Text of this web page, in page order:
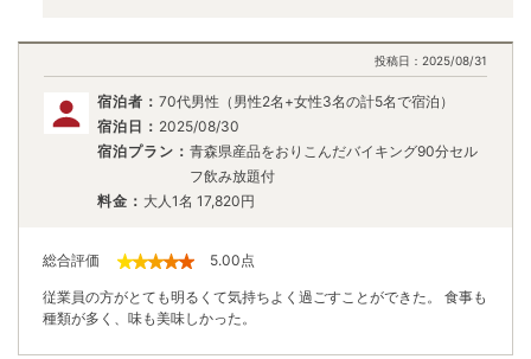
投稿日： 2025/08/31
宿泊者： 70代男性（男性2名+女性3名の計5名で宿泊）
宿泊日： 2025/08/30
宿泊プラン： 青森県産品をおりこんだバイキング90分セル
フ飲み放題付
料金： 大人1名 17,820円
総合評価 5.00点
従業員の方がとても明るくて気持ちよく過ごすことができた。 食事も
種類が多く、味も美味しかった。